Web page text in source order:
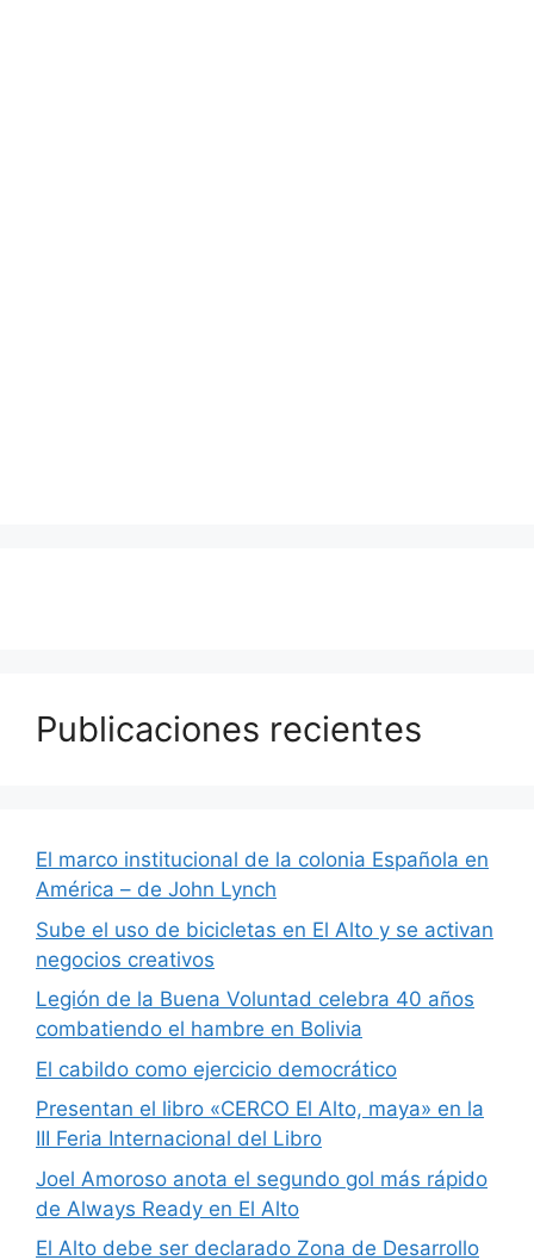
Publicaciones recientes
El marco institucional de la colonia Española en
América – de John Lynch
Sube el uso de bicicletas en El Alto y se activan
negocios creativos
Legión de la Buena Voluntad celebra 40 años
combatiendo el hambre en Bolivia
El cabildo como ejercicio democrático
Presentan el libro «CERCO El Alto, maya» en la
III Feria Internacional del Libro
Joel Amoroso anota el segundo gol más rápido
de Always Ready en El Alto
El Alto debe ser declarado Zona de Desarrollo